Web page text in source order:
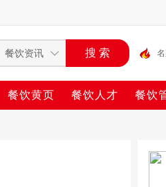
辣烫
餐饮黄页 餐饮人才 餐饮